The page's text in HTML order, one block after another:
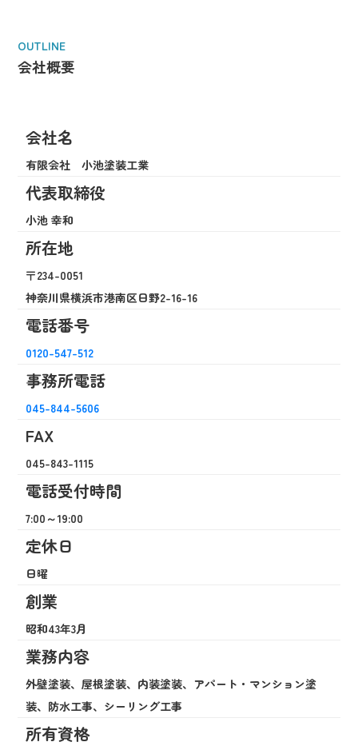
会社概要
OUTLINE
会社名
有限会社 小池塗装工業
代表取締役
小池 幸和
所在地
〒234-0051
​​​​​​​神奈川県横浜市港南区日野2-16-16
電話番号
0120-547-512
事務所電話
045-844-5606
FAX
045-843-1115
電話受付時間
7:00～19:00
定休日
日曜
創業
昭和43年3月
業務内容
外壁塗装、屋根塗装、内装塗装、アパート・マンション塗
装、防水工事、シーリング工事
所有資格